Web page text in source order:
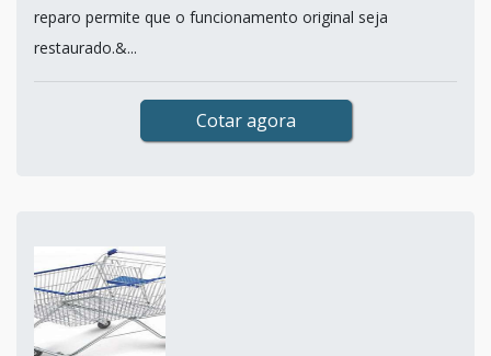
reparo permite que o funcionamento original seja
restaurado.&...
Cotar agora